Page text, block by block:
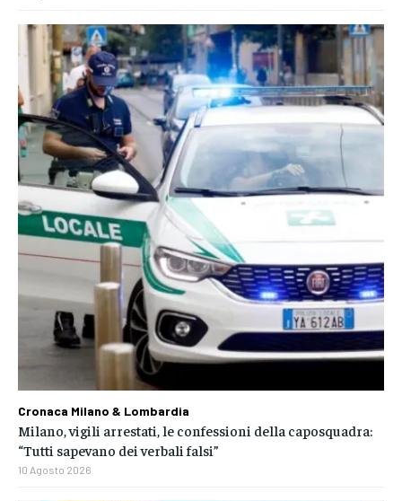
Cronaca Milano & Lombardia
Milano, vigili arrestati, le confessioni della caposquadra:
“Tutti sapevano dei verbali falsi”
10 Agosto 2026